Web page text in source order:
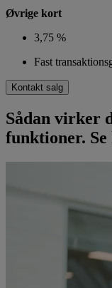
Øvrige kort
3,75 %
Fast
Kontakt salg
Sådan virker
funktioner.